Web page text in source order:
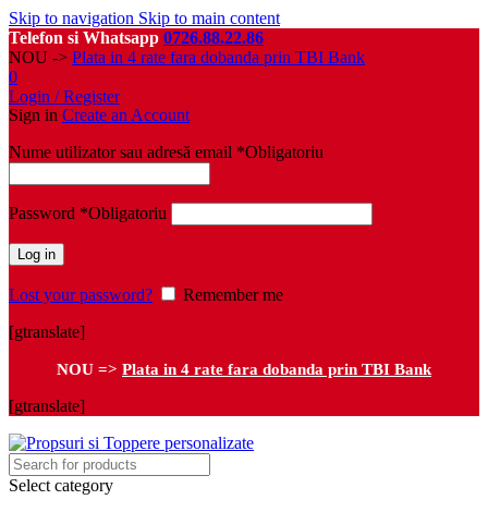
Skip to navigation Skip to main content
Telefon si Whatsapp 0726.88.22.86
NOU -> Plata in 4 rate fara dobanda prin TBI Bank
0
Login / Register
Sign in Create an Account
Nume utilizator sau adresă email *Obligatoriu
Password *Obligatoriu
Log in
Lost your password?
Remember me
[gtranslate]
NOU => Plata in 4 rate fara dobanda prin TBI Bank
[gtranslate]
Select category